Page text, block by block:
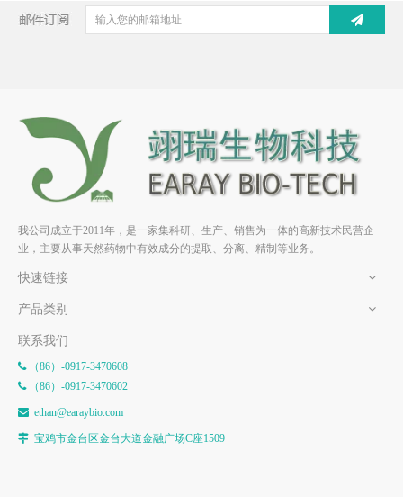
异虎耳草素;异茴芹内酯;异茴
芹灵HPLC≥98% 中药标准品
对照品
标准品 对照品
我公司成立于2011年，是一家集科研、生产、销售为一体的高新技术民营企
业，主要从事天然药物中有效成分的提取、分离、精制等业务。
快速链接
产品类别
联系我们
（86）-0917-3470608
（86）-0917-3470602
 ethan@earaybio.com
 宝鸡市金台区金台大道金融广场C座1509